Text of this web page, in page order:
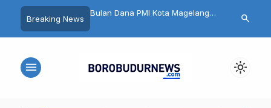
Breaking News
di Magelang Sukses
Pelari
Bulan Dana PMI Kota Magelang
32 Pelajar
search
menu light_mode